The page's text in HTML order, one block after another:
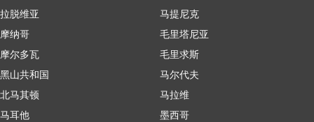
拉脱维亚
摩纳哥
摩尔多瓦
黑山共和国
北马其顿
马耳他
马提尼克
毛里塔尼亚
毛里求斯
马尔代夫
马拉维
墨西哥